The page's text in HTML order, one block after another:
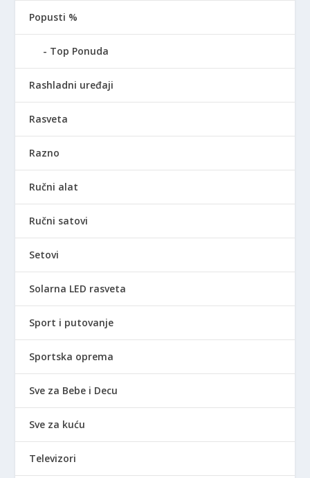
Popusti %
Top Ponuda
Rashladni uređaji
Rasveta
Razno
Ručni alat
Ručni satovi
Setovi
Solarna LED rasveta
Sport i putovanje
Sportska oprema
Sve za Bebe i Decu
Sve za kuću
Televizori